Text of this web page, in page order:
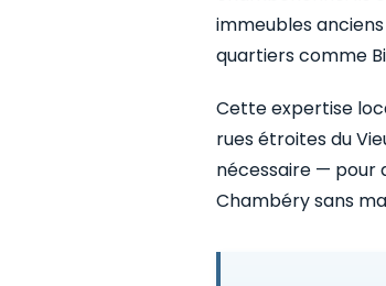
immeubles
quartiers comme
Cette expertise
rues étroites du
nécessaire — pour
Chambéry sans